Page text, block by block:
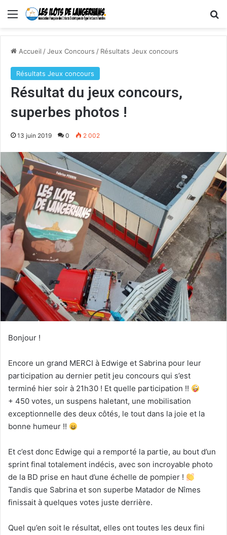
Menu
Accueil /Jeux Concours / Résultats Jeux concours
Résultats Jeux concours
Résultat du jeux concours,
superbes photos !
13 juin 2019 0 2 002
Bonjour !
Encore un grand MERCI à Edwige et Sabrina pour leur
participation au dernier petit jeu concours qui s’est
terminé hier soir à 21h30 ! Et quelle participation !!
+ 450 votes, un suspens haletant, une mobilisation
exceptionnelle des deux côtés, le tout dans la joie et la
bonne humeur !!
Et c’est donc Edwige qui a remporté la partie, au bout d’un
sprint final totalement indécis, avec son incroyable photo
de la BD prise en haut d’une échelle de pompier !
Tandis que Sabrina et son superbe Matador de Nîmes
finissait à quelques votes juste derrière.
Quel qu’en soit le résultat, elles ont toutes les deux fini